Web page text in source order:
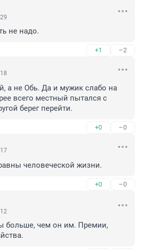
не надо.
+1 –2
а не Обь. Да и мужик слабо на
всего местный пытался с
берег перейти.
+0 –0
человеческой жизни.
+0 –0
больше, чем он им. Премии,